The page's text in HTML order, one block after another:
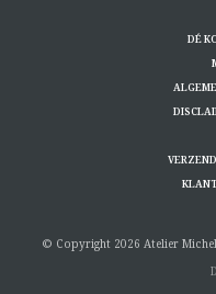
DÉ
© Copyright 2026 Atelier